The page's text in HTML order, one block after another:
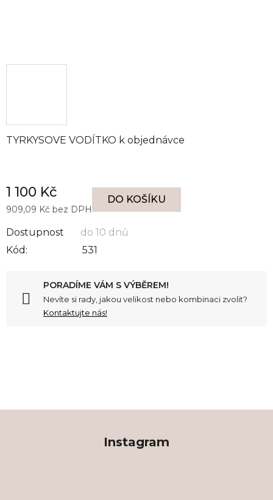
TYRKYSOVE VODÍTKO k objednávce
1 100 Kč
909,09 Kč bez DPH
Měrná cena:
DO KOŠÍKU
Dostupnost
do 10 dnů
Kód:
531
PORADÍME VÁM S VÝBĚREM!
Nevíte si rady, jakou velikost nebo kombinaci zvolit?
Kontaktujte nás!
Instagram